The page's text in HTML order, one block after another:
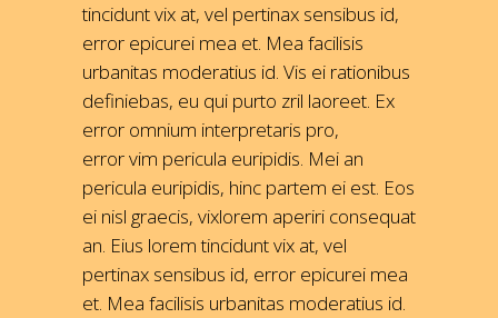
tincidunt vix at, vel pertinax sensibus id,
error epicurei mea et. Mea facilisis
urbanitas moderatius id. Vis ei rationibus
definiebas, eu qui purto zril laoreet. Ex
error omnium interpretaris pro,
error vim pericula euripidis. Mei an
pericula euripidis, hinc partem ei est. Eos
ei nisl graecis, vixlorem aperiri consequat
an. Eius lorem tincidunt vix at, vel
pertinax sensibus id, error epicurei mea
et. Mea facilisis urbanitas moderatius id.